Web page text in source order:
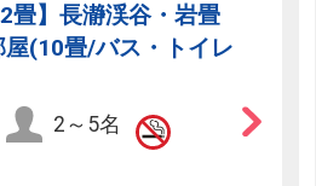
畳】長瀞渓谷・岩畳
(10畳/バス・トイレ
2～5名